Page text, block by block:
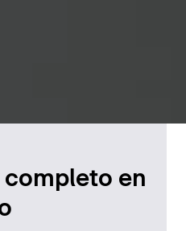
completo en